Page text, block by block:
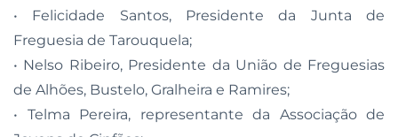
• Felicidade Santos, Presidente da Junta de
Freguesia de Tarouquela;
• Nelso Ribeiro, Presidente da União de Freguesias
de Alhões, Bustelo, Gralheira e Ramires;
• Telma Pereira, representante da Associação de